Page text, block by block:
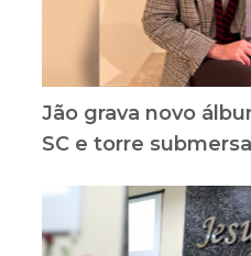
Jão grava novo
SC e torre